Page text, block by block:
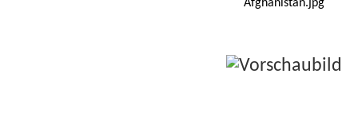
Afghanistan.jpg